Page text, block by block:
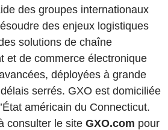
des groupes internationaux
des enjeux logistiques
solutions de chaîne
et de commerce électronique
déployées à grande
serrés. GXO est domiciliée
américain du Connecticut.
consulter le site GXO.com pour